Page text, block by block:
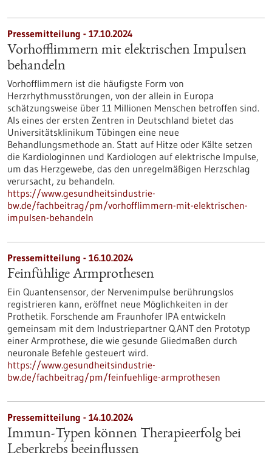
Pressemitteilung - 17.10.2024
Vorhofflimmern mit elektrischen Impulsen
behandeln
Vorhofflimmern ist die häufigste Form von
Herzrhythmusstörungen, von der allein in Europa
schätzungsweise über 11 Millionen Menschen betroffen sind.
Als eines der ersten Zentren in Deutschland bietet das
Universitätsklinikum Tübingen eine neue
Behandlungsmethode an. Statt auf Hitze oder Kälte setzen
die Kardiologinnen und Kardiologen auf elektrische Impulse,
um das Herzgewebe, das den unregelmäßigen Herzschlag
verursacht, zu behandeln.
https://www.gesundheitsindustrie-
bw.de/fachbeitrag/pm/vorhofflimmern-mit-elektrischen-
impulsen-behandeln
Pressemitteilung - 16.10.2024
Feinfühlige Armprothesen
Ein Quantensensor, der Nervenimpulse berührungslos
registrieren kann, eröffnet neue Möglichkeiten in der
Prothetik. Forschende am Fraunhofer IPA entwickeln
gemeinsam mit dem Industriepartner Q.ANT den Prototyp
einer Armprothese, die wie gesunde Gliedmaßen durch
neuronale Befehle gesteuert wird.
https://www.gesundheitsindustrie-
bw.de/fachbeitrag/pm/feinfuehlige-armprothesen
Pressemitteilung - 14.10.2024
Immun-Typen können Therapieerfolg bei
Leberkrebs beeinflussen